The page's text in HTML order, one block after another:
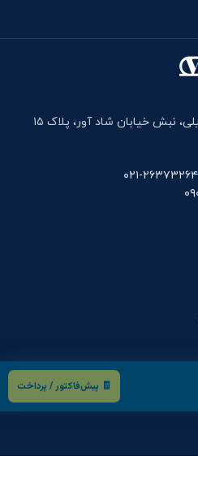
🧾 پیش‌فاکتور / پرداخت
آدرس دفتر: خیابان مقدس اردبیلی، نبش خیابان شاد آور، پلاک ۱۵